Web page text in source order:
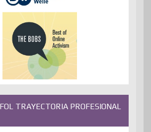
TRAYECTORIA PROFESIONAL